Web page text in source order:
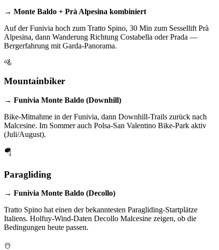
→ Monte Baldo + Prà Alpesina kombiniert
Auf der Funivia hoch zum Tratto Spino, 30 Min zum Sessellift Prà
Alpesina, dann Wanderung Richtung Costabella oder Prada —
Bergerfahrung mit Garda-Panorama.
🚵
Mountainbiker
→ Funivia Monte Baldo (Downhill)
Bike-Mitnahme in der Funivia, dann Downhill-Trails zurück nach
Malcesine. Im Sommer auch Polsa-San Valentino Bike-Park aktiv
(Juli/August).
🪂
Paragliding
→ Funivia Monte Baldo (Decollo)
Tratto Spino hat einen der bekanntesten Paragliding-Startplätze
Italiens. Holfuy-Wind-Daten Decollo Malcesine zeigen, ob die
Bedingungen heute passen.
☃️